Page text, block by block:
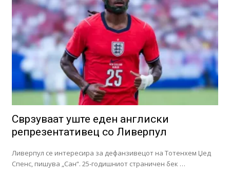
Сврзуваат уште еден англиски
репрезентативец со Ливерпул
Ливерпул се интересира за дефанзивецот на Тотенхем Џед
Спенс, пишува „Сан“. 25-годишниот страничен бек …